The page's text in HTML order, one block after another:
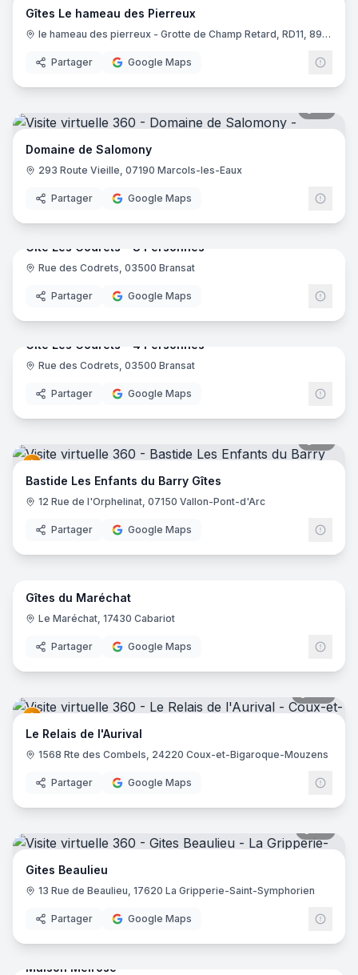
Gîtes Le hameau des Pierreux
le hameau des pierreux - Grotte de Champ Retard, RD11, 89440 Coutarnoux
Partager Google Maps
Domaine de Salomony
293 Route Vieille, 07190 Marcols-les-Eaux
Partager Google Maps
19
Gîte Les Codrets - 8 Personnes
Rue des Codrets, 03500 Bransat
Partager Google Maps
11
Gîte Les Codrets - 4 Personnes
Rue des Codrets, 03500 Bransat
Partager Google Maps
Bastide Les Enfants du Barry Gîtes
12 Rue de l'Orphelinat, 07150 Vallon-Pont-d'Arc
Partager Google Maps
18
Gîtes du Maréchat
Le Maréchat, 17430 Cabariot
Partager Google Maps
Le Relais de l'Aurival
1568 Rte des Combels, 24220 Coux-et-Bigaroque-Mouzens
Partager Google Maps
Gites Beaulieu
13 Rue de Beaulieu, 17620 La Gripperie-Saint-Symphorien
Partager Google Maps
17
Maison Melrose